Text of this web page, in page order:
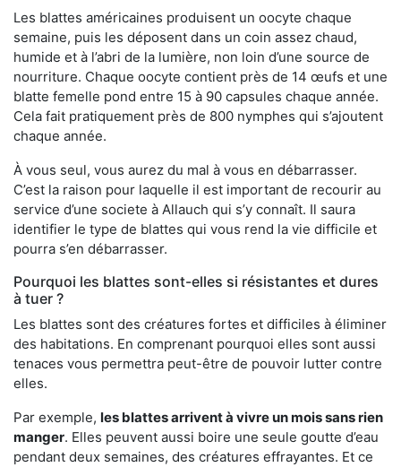
Les blattes américaines produisent un oocyte chaque
semaine, puis les déposent dans un coin assez chaud,
humide et à l’abri de la lumière, non loin d’une source de
nourriture. Chaque oocyte contient près de 14 œufs et une
blatte femelle pond entre 15 à 90 capsules chaque année.
Cela fait pratiquement près de 800 nymphes qui s’ajoutent
chaque année.
À vous seul, vous aurez du mal à vous en débarrasser.
C’est la raison pour laquelle il est important de recourir au
service d’une societe à Allauch qui s’y connaît. Il saura
identifier le type de blattes qui vous rend la vie difficile et
pourra s’en débarrasser.
Pourquoi les blattes sont-elles si résistantes et dures
à tuer ?
Les blattes sont des créatures fortes et difficiles à éliminer
des habitations. En comprenant pourquoi elles sont aussi
tenaces vous permettra peut-être de pouvoir lutter contre
elles.
Par exemple, les blattes arrivent à vivre un mois sans rien
manger. Elles peuvent aussi boire une seule goutte d’eau
pendant deux semaines, des créatures effrayantes. Et ce